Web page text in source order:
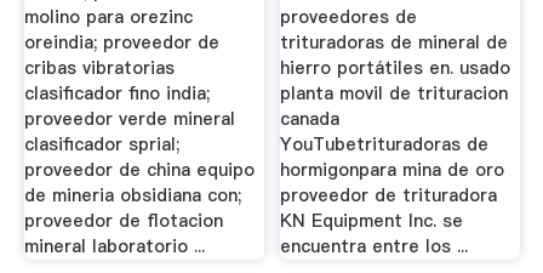
molino para orezinc
oreindia; proveedor de
cribas vibratorias
clasificador fino india;
proveedor verde mineral
clasificador sprial;
proveedor de china equipo
de mineria obsidiana con;
proveedor de flotacion
mineral laboratorio ...
proveedores de
trituradoras de mineral de
hierro portátiles en. usado
planta movil de trituracion
canada
YouTubetrituradoras de
hormigonpara mina de oro
proveedor de trituradora
KN Equipment Inc. se
encuentra entre los ...